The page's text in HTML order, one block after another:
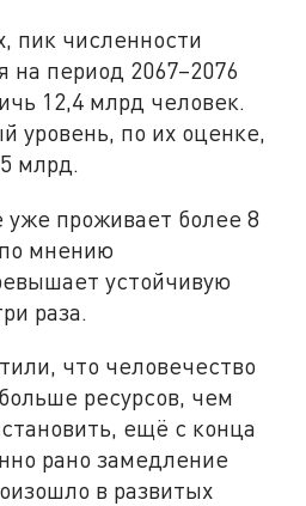
пик численности
на период 2067–2076
12,4 млрд человек.
уровень, по их оценке,
млрд.
уже проживает более 8
мнению
устойчивую
раза.
что человечество
ресурсов, чем
ещё с конца
рано замедление
в развитых